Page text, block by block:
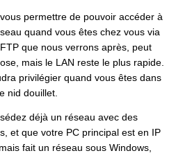
permettre de pouvoir accéder à
quand vous êtes chez vous via
que nous verrons après, peut
mais le LAN reste le plus rapide.
privilégier quand vous êtes dans
nid douillet.
déjà un réseau avec des
et que votre PC principal est en IP
fait un réseau sous Windows,